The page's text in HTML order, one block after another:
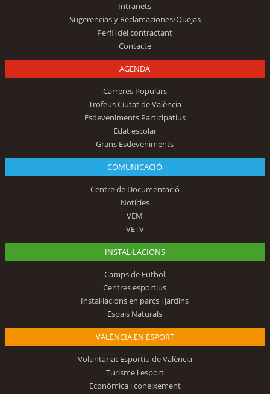
Intranets
Sugerencias y Reclamaciones/Quejas
Perfil del contractant
Contacte
AGENDA
Carreres Populars
Trofeus Ciutat de València
Esdeveniments Participatius
Edat escolar
Grans Esdeveniments
COMUNICACIÓ
Centre de Documentació
Notícies
VEM
VETV
INSTAL·LACIONS
Camps de Futbol
Centres esportius
Instal·lacions en parcs i jardins
Espais Naturals
VALÈNCIA EN ESPORT
Voluntariat Esportiu de València
Turisme i esport
Econòmica i coneixement